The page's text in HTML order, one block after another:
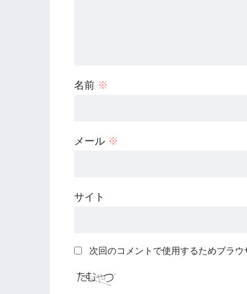
名前 ※
メール ※
サイト
次回のコメントで使用するためブラ